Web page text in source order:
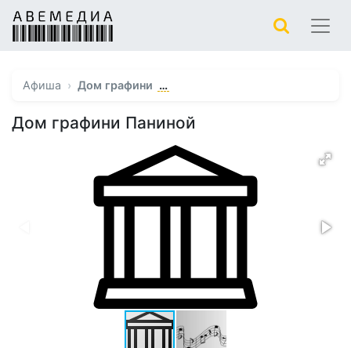
Афиша Дом графини …
Дом графини Паниной